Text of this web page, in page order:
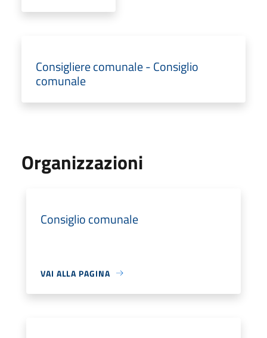
Consigliere comunale - Consiglio
comunale
Organizzazioni
Consiglio comunale
VAI ALLA PAGINA